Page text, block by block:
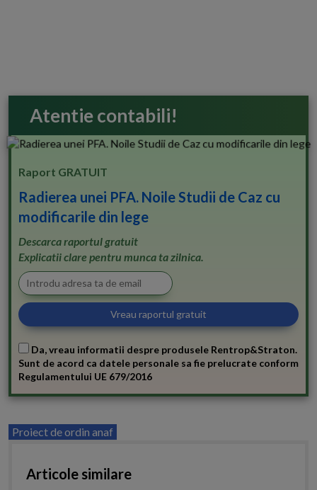
Atentie contabili!
Raport GRATUIT
Radierea unei PFA. Noile Studii de Caz cu
modificarile din lege
Descarca raportul gratuit
Explicatii clare pentru munca ta zilnica.
Da, vreau informatii despre produsele Rentrop&Straton.
Sunt de acord ca datele personale sa fie prelucrate conform
Regulamentului UE 679/2016
Proiect de ordin anaf
Articole similare